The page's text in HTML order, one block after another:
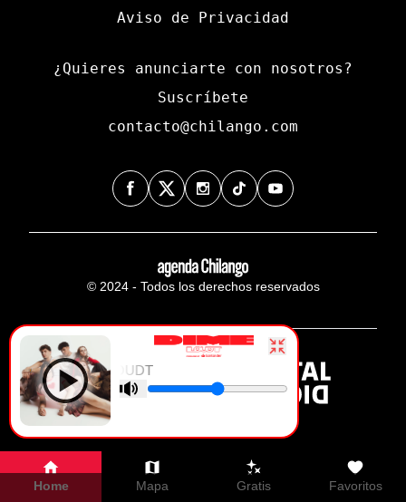
Aviso de Privacidad
¿Quieres anunciarte con nosotros?
Suscríbete
contacto@chilango.com
© 2024 - Todos los derechos reservados
Home Mapa Gratis Favoritos
DIME - LOUDT